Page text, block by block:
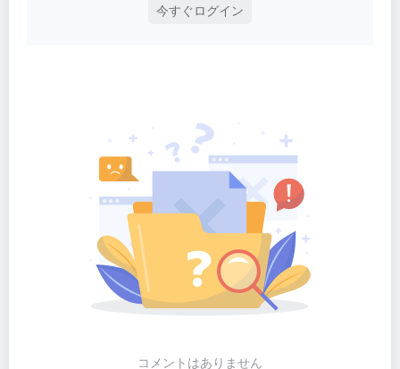
今すぐログイン
コメントはありません